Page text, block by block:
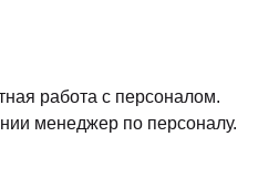
работа с персоналом.
менеджер по персоналу.